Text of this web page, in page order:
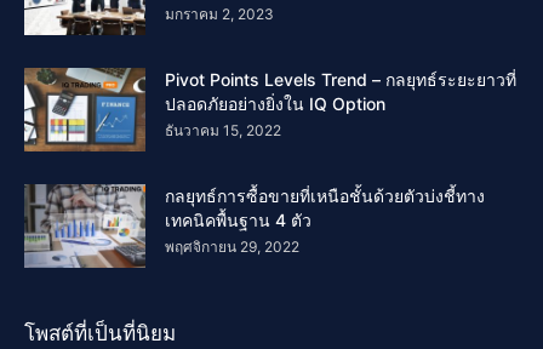
มกราคม 2, 2023
Pivot Points Levels Trend – กลยุทธ์ระยะยาวที่
ปลอดภัยอย่างยิ่งใน IQ Option
ธันวาคม 15, 2022
กลยุทธ์การซื้อขายที่เหนือชั้นด้วยตัวบ่งชี้ทาง
เทคนิคพื้นฐาน 4 ตัว
พฤศจิกายน 29, 2022
โพสต์ที่เป็นที่นิยม